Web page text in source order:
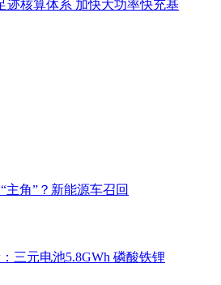
迹核算体系 加快大功率快充基
主角”？新能源车召回
三元电池5.8GWh 磷酸铁锂